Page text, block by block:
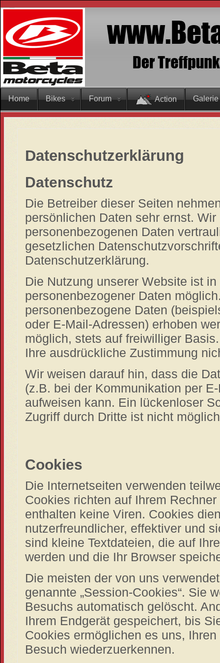
Home Bikes Forum Action Galerie
Datenschutzerklärung
Datenschutz
Die Betreiber dieser Seiten
persönlichen Daten sehr ernst.
personenbezogenen Daten
gesetzlichen
Datenschutzerklärung.
Die Nutzung unserer Website ist
personenbezogener Daten
personenbezogene Daten
oder E-Mail-Adressen) erhoben
möglich, stets auf freiwilliger
Ihre ausdrückliche Zustimmung
Wir weisen darauf hin, dass die
(z.B. bei der Kommunikation per
aufweisen kann. Ein lückenloser
Zugriff durch Dritte ist nicht
Cookies
Die Internetseiten verwenden
Cookies richten auf Ihrem
enthalten keine Viren. Cookies
nutzerfreundlicher, effektiver und
sind kleine Textdateien, die auf
werden und die Ihr Browser
Die meisten der von uns
genannte „Session-Cookies“. Sie
Besuchs automatisch gelöscht.
Ihrem Endgerät gespeichert, bis
Cookies ermöglichen es uns,
Besuch wiederzuerkennen.